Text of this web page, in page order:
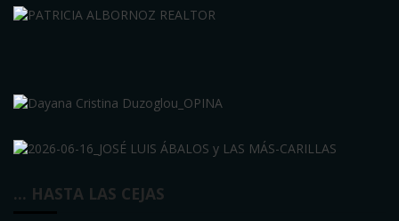
… HASTA LAS CEJAS